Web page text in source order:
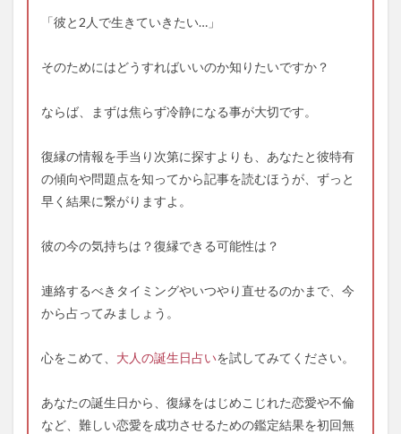
「彼と2人で生きていきたい…」
そのためにはどうすればいいのか知りたいですか？
ならば、まずは焦らず冷静になる事が大切です。
復縁の情報を手当り次第に探すよりも、あなたと彼特有
の傾向や問題点を知ってから記事を読むほうが、ずっと
早く結果に繋がりますよ。
彼の今の気持ちは？復縁できる可能性は？
連絡するべきタイミングやいつやり直せるのかまで、今
から占ってみましょう。
心をこめて、 大人の誕生日占いを試してみてください。
あなたの誕生日から、復縁をはじめこじれた恋愛や不倫
など、難しい恋愛を成功させるための鑑定結果を初回無